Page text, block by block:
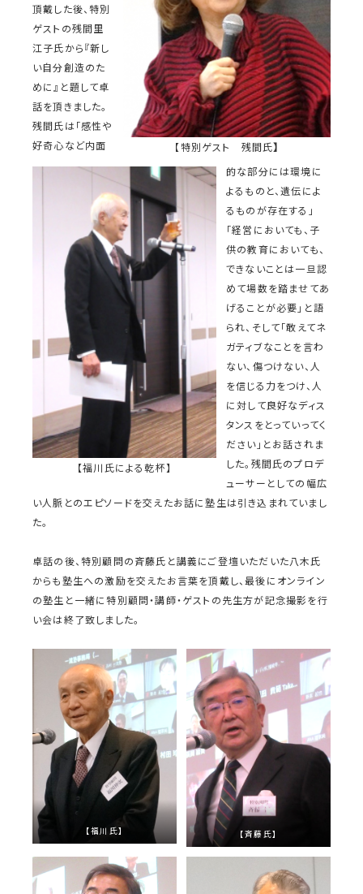
【特別ゲスト 残間氏】
【福川氏による乾杯】
頂戴した後、特別
ゲストの残間里
江子氏から『新し
い自分創造のた
めに』と題して卓
話を頂きました。
残間氏は「感性や
好奇心など内面
的な部分には環境に
よるものと、遺伝によ
るものが存在する」
「経営においても、子
供の教育においても、
できないことは一旦認
めて場数を踏ませてあ
げることが必要」と語
られ、そして「敢えてネ
ガティブなことを言わ
ない、傷つけない、人
を信じる力をつけ、人
に対して良好なディス
タンスをとっていってく
ださい」とお話されま
した。残間氏のプロデ
ューサーとしての幅広
い人脈とのエピソードを交えたお話に塾生は引き込まれていまし
た。
卓話の後、特別顧問の斉藤氏と講義にご登壇いただいた八木氏
からも塾生への激励を交えたお言葉を頂戴し、最後にオンライン
の塾生と一緒に特別顧問・講師・ゲストの先生方が記念撮影を行
い会は終了致しました。
【福川氏】 【斉藤氏】